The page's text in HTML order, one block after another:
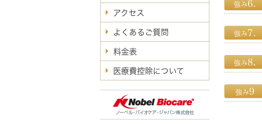
強み6.
強み7.
強み8.
強み9
アクセス
よくあるご質問
料金表
医療費控除について